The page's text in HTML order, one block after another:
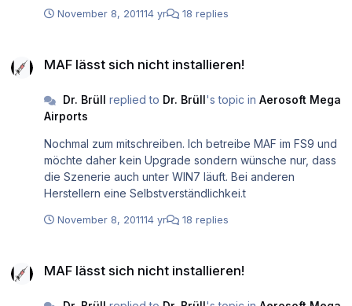
November 8, 201114 yr 18 replies
MAF lässt sich nicht installieren!
Dr. Brüll replied to Dr. Brüll's topic in Aerosoft Mega
Airports
Nochmal zum mitschreiben. Ich betreibe MAF im FS9 und
möchte daher kein Upgrade sondern wünsche nur, dass
die Szenerie auch unter WIN7 läuft. Bei anderen
Herstellern eine Selbstverständlichkei.t
November 8, 201114 yr 18 replies
MAF lässt sich nicht installieren!